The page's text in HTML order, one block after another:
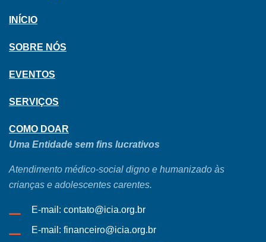
INÍCIO
SOBRE NÓS
EVENTOS
SERVIÇOS
COMO DOAR
Uma Entidade sem fins lucrativos
Atendimento médico-social digno e humanizado às
crianças e adolescentes carentes.
E-mail: contato@icia.org.br
E-mail: financeiro@icia.org.br